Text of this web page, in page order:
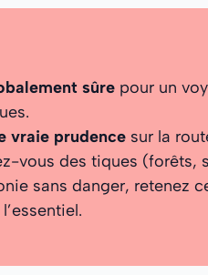
sûre pour un
vraie prudence sur la
vous des tiques (forêts,
sans danger, retenez